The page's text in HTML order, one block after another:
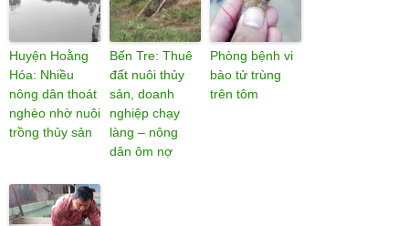
Huyện Hoằng
Hóa: Nhiều
nông dân thoát
nghèo nhờ nuôi
trồng thủy sản
Bến Tre: Thuê
đất nuôi thủy
sản, doanh
nghiệp chạy
làng – nông
dân ôm nợ
Phòng bệnh vi
bào tử trùng
trên tôm